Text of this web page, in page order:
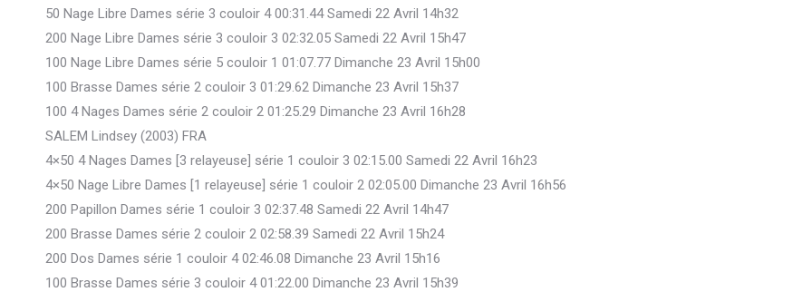
50 Nage Libre Dames série 3 couloir 4 00:31.44 Samedi 22 Avril 14h32
200 Nage Libre Dames série 3 couloir 3 02:32.05 Samedi 22 Avril 15h47
100 Nage Libre Dames série 5 couloir 1 01:07.77 Dimanche 23 Avril 15h00
100 Brasse Dames série 2 couloir 3 01:29.62 Dimanche 23 Avril 15h37
100 4 Nages Dames série 2 couloir 2 01:25.29 Dimanche 23 Avril 16h28
SALEM Lindsey (2003) FRA
4×50 4 Nages Dames [3 relayeuse] série 1 couloir 3 02:15.00 Samedi 22 Avril 16h23
4×50 Nage Libre Dames [1 relayeuse] série 1 couloir 2 02:05.00 Dimanche 23 Avril 16h56
200 Papillon Dames série 1 couloir 3 02:37.48 Samedi 22 Avril 14h47
200 Brasse Dames série 2 couloir 2 02:58.39 Samedi 22 Avril 15h24
200 Dos Dames série 1 couloir 4 02:46.08 Dimanche 23 Avril 15h16
100 Brasse Dames série 3 couloir 4 01:22.00 Dimanche 23 Avril 15h39